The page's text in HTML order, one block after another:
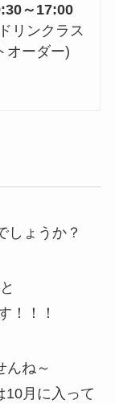
～ 17:00
リンクラス
オーダー)
しょうか？
！！！
んね～
10 月に入って